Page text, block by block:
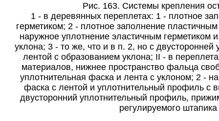
Рис. 163. Системы крепления
1 - в деревянных переплетах: 1 - плотное
герметиком; 2 - плотное заполнение
наружное уплотнение эластичным герметиком
уклона; 3 - то же, что и в п. 2, но с двусторонней
лентой с образованием уклона; II - в
материалов, нижнее пространство фальца
уплотнительная фаска и лента с уклоном; 2 -
фаска с лентой и уплотнительный профиль с
двусторонний уплотнительный профиль,
регулируемого штапика